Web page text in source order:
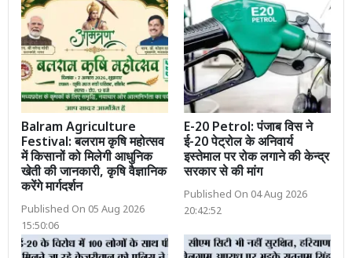
Balram Agriculture
Festival: बलराम कृषि महोत्सव
में किसानों को मिलेगी आधुनिक
खेती की जानकारी, कृषि वैज्ञानिक
करेंगे मार्गदर्शन
Published On 05 Aug 2026
15:50:06
E-20 Petrol: पंजाब विस ने
ई-20 पेट्रोल के अनिवार्य
इस्तेमाल पर रोक लगाने की केन्द्र
सरकार से की मांग
Published On 04 Aug 2026
20:42:52